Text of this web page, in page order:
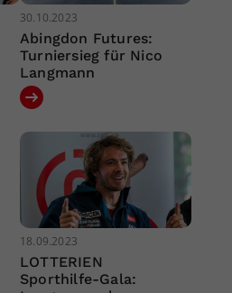
30.10.2023
Abingdon Futures:
Turniersieg für Nico
Langmann
18.09.2023
LOTTERIEN
Sporthilfe-Gala: